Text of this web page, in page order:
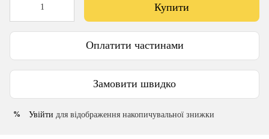
Купити
Оплатити частинами
Замовити швидко
% Увійти для відображення накопичувальної знижки